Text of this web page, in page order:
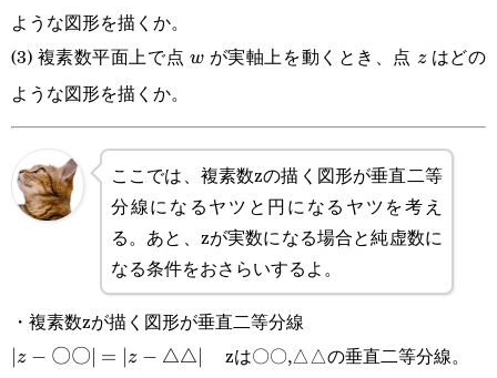
ような図形を描くか。
(3) 複素数平面上で点 w
w が実軸上を動くとき、点 z
zはどの
ような図形を描くか。
ここでは、複素数zの描く図形が垂直二等
分線になるヤツと円になるヤツを考え
る。あと、zが実数になる場合と純虚数に
なる条件をおさらいするよ。
・複素数zが描く図形が垂直二等分線
|z-\text{〇
z − 〇〇 = ∣z − △△
zは〇〇,△△の垂直二等分線。